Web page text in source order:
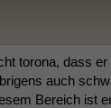
torona, dass
auch
Bereich ist